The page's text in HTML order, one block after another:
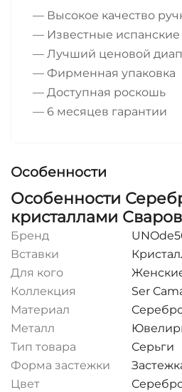
— Высокое качество
— Известные
— Лучший ценовой
— Фирменная упаковка
— Доступная роскошь
— 6 месяцев гарантии
Особенности
Особенности
кристаллами
Ser Camaleonica
Бренд
Вставки
Для кого
Коллекция
Ser
Материал
Металл
Тип товара
Серьги
Форма застежки
Цвет